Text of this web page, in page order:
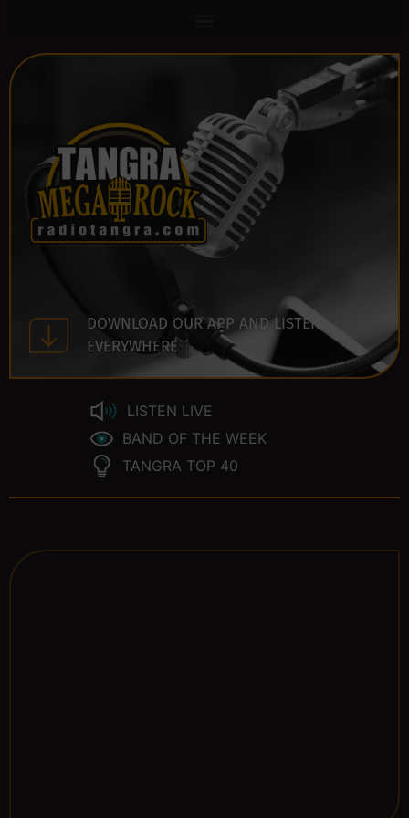
DOWNLOAD OUR APP AND LISTEN
EVERYWHERE
LISTEN LIVE
BAND OF THE WEEK
TANGRA TOP 40